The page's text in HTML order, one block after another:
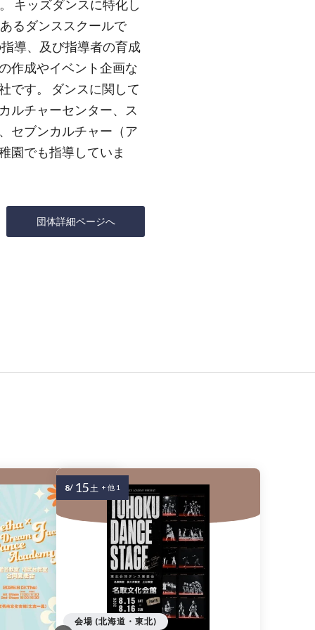
キッズダンスに特化し
るダンススクールで
導、及び指導者の育成
作成やイベント企画な
です。 ダンスに関して
ルチャーセンター、ス
セブンカルチャー（ア
園でも指導していま
団体詳細ページへ
会場 (北海道・東北)
8/ 15土 + 他 1